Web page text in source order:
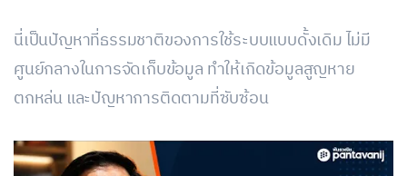
นี่เป็นปัญหาที่ธรรมชาติของการใช้ระบบแบบดั้งเดิม ไม่มี
ศูนย์กลางในการจัดเก็บข้อมูล ทำให้เกิดข้อมูลสูญหาย
ตกหล่น และปัญหาการติดตามที่ซับซ้อน